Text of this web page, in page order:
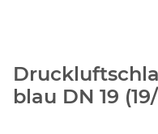
blau DN 19